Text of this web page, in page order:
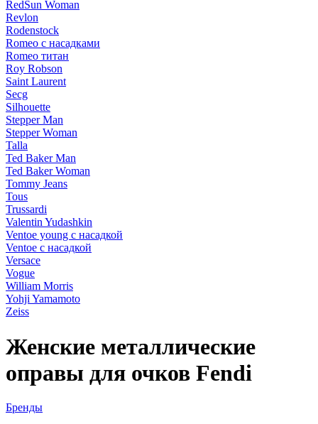
RedSun Woman
Revlon
Rodenstock
Romeo с насадками
Romeo титан
Roy Robson
Saint Laurent
Secg
Silhouette
Stepper Man
Stepper Woman
Talla
Ted Baker Man
Ted Baker Woman
Tommy Jeans
Tous
Trussardi
Valentin Yudashkin
Ventoe young с насадкой
Ventoe с насадкой
Versace
Vogue
William Morris
Yohji Yamamoto
Zeiss
Женские металлические
оправы для очков Fendi
Бренды